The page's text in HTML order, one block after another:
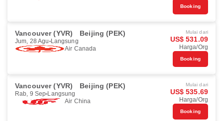
Booking
Vancouver (YVR) Beijing (PEK)
Jum, 28 Agu Langsung
Air Canada
Mulai dari
US$ 531.09
Harga/Org
Booking
Vancouver (YVR) Beijing (PEK)
Rab, 9 Sep Langsung
Air China
Mulai dari
US$ 535.69
Harga/Org
Booking